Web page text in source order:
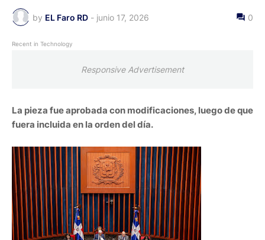
by EL Faro RD - junio 17, 2026 0
Recent in Technology
Responsive Advertisement
La pieza fue aprobada con modificaciones, luego de que
fuera incluida en la orden del día.